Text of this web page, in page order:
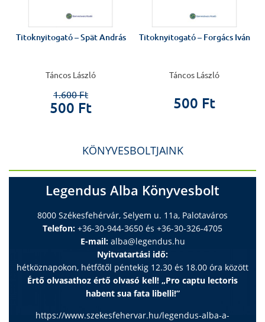
Titoknyitogató – Spät András
Táncos László
1.600 Ft
500 Ft
Titoknyitogató – Forgács Iván
Táncos László
500 Ft
KÖNYVESBOLTJAINK
Legendus Alba Könyvesbolt
8000 Székesfehérvár, Selyem u. 11a, Palotaváros
Telefon: +36-30-944-3650 és +36-30-326-4705
E-mail: alba@legendus.hu
Nyitvatartási idő:
hétköznapokon, hétfőtől péntekig 12.30 és 18.00 óra között
Értő olvasathoz értő olvasó kell! „Pro captu lectoris
habent sua fata libelli!”
https://www.szekesfehervar.hu/legendus-alba-a-